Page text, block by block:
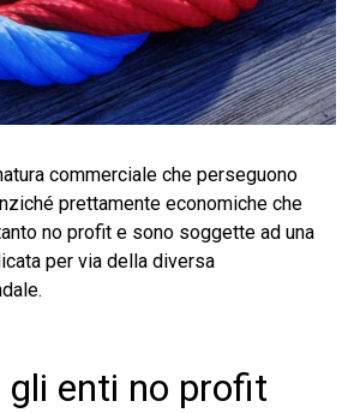
commerciale che perseguono
prettamente economiche che
no profit e sono soggette ad una
per via della diversa
gli enti no profit